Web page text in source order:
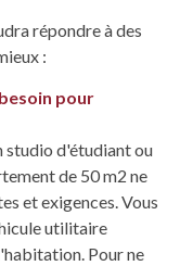
répondre à des
:
pour
studio d'étudiant ou
de 50 m2 ne
et exigences. Vous
utilitaire
Pour ne